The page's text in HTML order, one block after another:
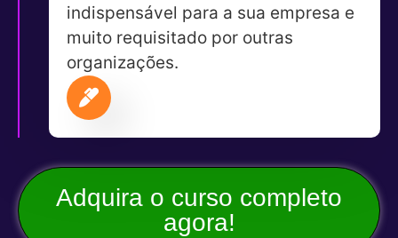
indispensável para a sua empresa e
muito requisitado por outras
organizações.
Adquira o curso completo
agora!